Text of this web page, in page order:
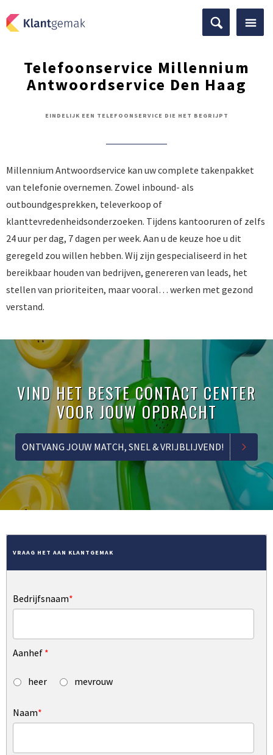
Telefoonservice Millennium
Antwoordservice Den Haag
EINDELIJK EEN TELEFOONSERVICE DIE HET BEGRIJPT
Millennium Antwoordservice kan uw complete takenpakket
van telefonie overnemen. Zowel inbound- als
outboundgesprekken, televerkoop of
klanttevredenheidsonderzoeken. Tijdens kantooruren of zelfs
24 uur per dag, 7 dagen per week. Aan u de keuze hoe u dit
geregeld zou willen hebben. Wij zijn gespecialiseerd in het
bereikbaar houden van bedrijven, genereren van leads, het
stellen van prioriteiten, maar vooral… werken met gezond
verstand.
VIND HET BESTE CONTACT CENTER
VOOR JOUW OPDRACHT
ONTVANG JOUW MATCH, SNEL & VRIJBLIJVEND!
VRAAG HET AAN KLANTGEMAK
Bedrijfsnaam*
Aanhef *
heer mevrouw
Naam*